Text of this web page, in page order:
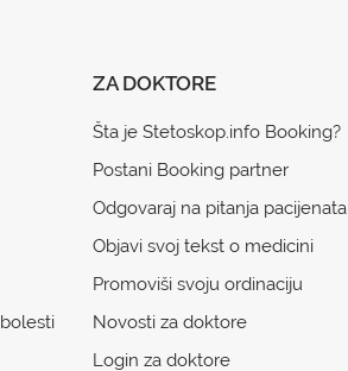
ZA DOKTORE
Šta je Stetoskop.info Booking?
Postani Booking partner
Odgovaraj na pitanja pacijenata
Objavi svoj tekst o medicini
Promoviši svoju ordinaciju
Novosti za doktore
Login za doktore